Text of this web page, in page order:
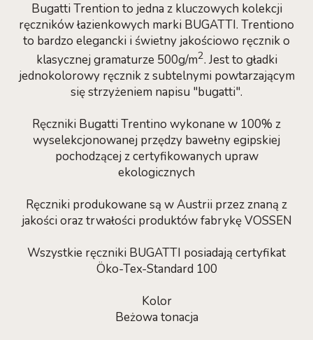
Bugatti Trention to jedna z kluczowych kolekcji
ręczników łazienkowych marki BUGATTI. Trentiono
to bardzo elegancki i świetny jakościowo ręcznik o
klasycznej gramaturze 500g/m2. Jest to gładki
jednokolorowy ręcznik z subtelnymi powtarzającym
się strzyżeniem napisu "bugatti".
Ręczniki Bugatti Trentino wykonane w 100% z
wyselekcjonowanej przędzy bawełny egipskiej
pochodzącej z certyfikowanych upraw
ekologicznych
Ręczniki produkowane są w Austrii przez znaną z
jakości oraz trwałości produktów fabrykę VOSSEN
Wszystkie ręczniki BUGATTI posiadają certyfikat
Öko-Tex-Standard 100
Kolor
Beżowa tonacja